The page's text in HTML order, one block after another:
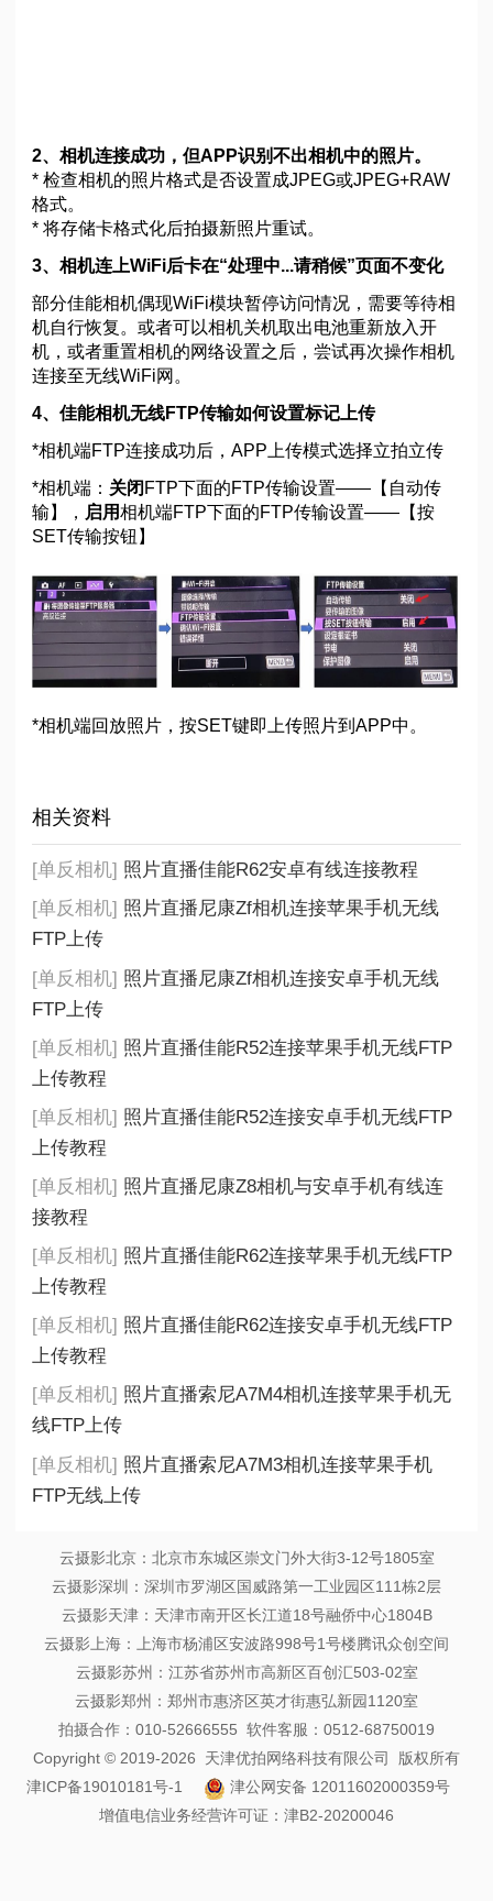
2、相机连接成功，但APP识别不出相机中的照片。
* 检查相机的照片格式是否设置成JPEG或JPEG+RAW
格式。
* 将存储卡格式化后拍摄新照片重试。
3、相机连上WiFi后卡在“处理中...请稍候”页面不变化
部分佳能相机偶现WiFi模块暂停访问情况，需要等待相
机自行恢复。或者可以相机关机取出电池重新放入开
机，或者重置相机的网络设置之后，尝试再次操作相机
连接至无线WiFi网。
4、佳能相机无线FTP传输如何设置标记上传
*相机端FTP连接成功后，APP上传模式选择立拍立传
*相机端： 关闭 FTP下面的FTP传输设置——【自动传
输】， 启用相机端FTP下面的FTP传输设置——【按
SET传输按钮】
*相机端回放照片，按SET键即上传照片到APP中。
相关资料
[单反相机] 照片直播佳能R62安卓有线连接教程
[单反相机] 照片直播尼康Zf相机连接苹果手机无线
FTP上传
[单反相机] 照片直播尼康Zf相机连接安卓手机无线
FTP上传
[单反相机] 照片直播佳能R52连接苹果手机无线FTP
上传教程
[单反相机] 照片直播佳能R52连接安卓手机无线FTP
上传教程
[单反相机] 照片直播尼康Z8相机与安卓手机有线连
接教程
[单反相机] 照片直播佳能R62连接苹果手机无线FTP
上传教程
[单反相机] 照片直播佳能R62连接安卓手机无线FTP
上传教程
[单反相机] 照片直播索尼A7M4相机连接苹果手机无
线FTP上传
[单反相机] 照片直播索尼A7M3相机连接苹果手机
FTP无线上传
云摄影北京：北京市东城区崇文门外大街3-12号1805室
云摄影深圳：深圳市罗湖区国威路第一工业园区111栋2层
云摄影天津：天津市南开区长江道18号融侨中心1804B
云摄影上海：上海市杨浦区安波路998号1号楼腾讯众创空间
云摄影苏州：江苏省苏州市高新区百创汇503-02室
云摄影郑州：郑州市惠济区英才街惠弘新园1120室
拍摄合作：010-52666555 软件客服：0512-68750019
Copyright © 2019-2026 天津优拍网络科技有限公司 版权所有
津ICP备19010181号-1
津公网安备 12011602000359号
增值电信业务经营许可证：津B2-20200046